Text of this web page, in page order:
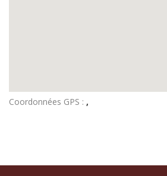
Coordonnées GPS : ,